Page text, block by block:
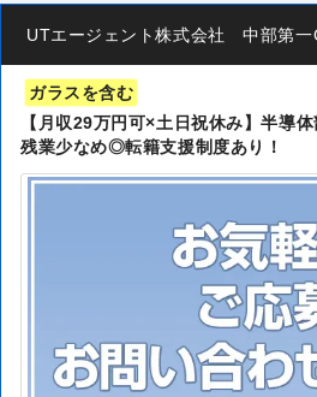
UTエージェント株式会社 中部第一
ガラスを含む
【月収29万円可×土日祝休み】半導
残業少なめ◎転籍支援制度あり！